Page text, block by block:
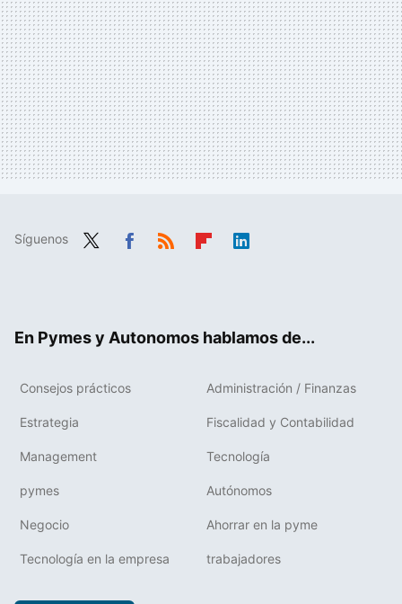
Síguenos
En Pymes y Autonomos hablamos de...
Consejos prácticos Administración / Finanzas
Estrategia Fiscalidad y Contabilidad
Management Tecnología
pymes Autónomos
Negocio Ahorrar en la pyme
Tecnología en la empresa trabajadores